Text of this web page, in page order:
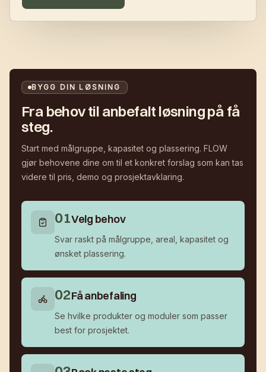
BYGG DIN LØSNING
Fra behov til anbefalt løsning på få
steg.
Start med målgruppe, kapasitet og plassering. FLOW
gjør behovene dine om til et konkret forslag som kan tas
videre til pris, demo og prosjektavklaring.
01Velg behov
Svar raskt på målgruppe, areal, kapasitet og
ønsket plassering.
02Få anbefaling
Se hvilke produkter og moduler som passer
best for prosjektet.